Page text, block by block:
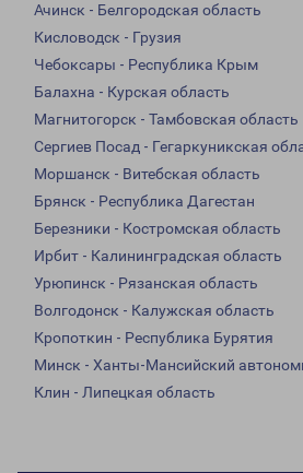
Ачинск - Белгородская область
Кисловодск - Грузия
Чебоксары - Республика Крым
Балахна - Курская область
Магнитогорск - Тамбовская область
Сергиев Посад - Гегаркуникская
Моршанск - Витебская область
Брянск - Республика Дагестан
Березники - Костромская область
Ирбит - Калининградская область
Урюпинск - Рязанская область
Волгодонск - Калужская область
Кропоткин - Республика Бурятия
Минск - Ханты-Мансийский
Клин - Липецкая область